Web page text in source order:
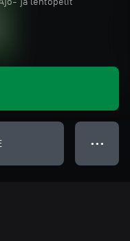
ja lentopelit
● ● ●